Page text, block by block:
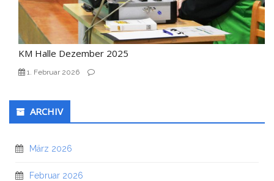
KM Halle Dezember 2025
1. Februar 2026
ARCHIV
März 2026
Februar 2026